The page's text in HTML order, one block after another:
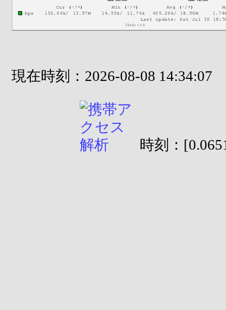
現在時刻：2026-08-08 14:34:07
時刻：